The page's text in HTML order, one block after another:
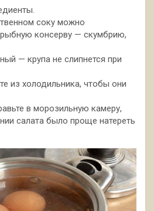
соку можно
консерву — скумбрию,
— крупа не слипнется при
из холодильника, чтобы они
в морозильную камеру,
салата было проще натереть